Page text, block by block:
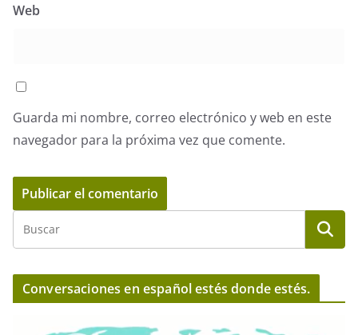
Web
Guarda mi nombre, correo electrónico y web en este
navegador para la próxima vez que comente.
Conversaciones en español estés donde estés.